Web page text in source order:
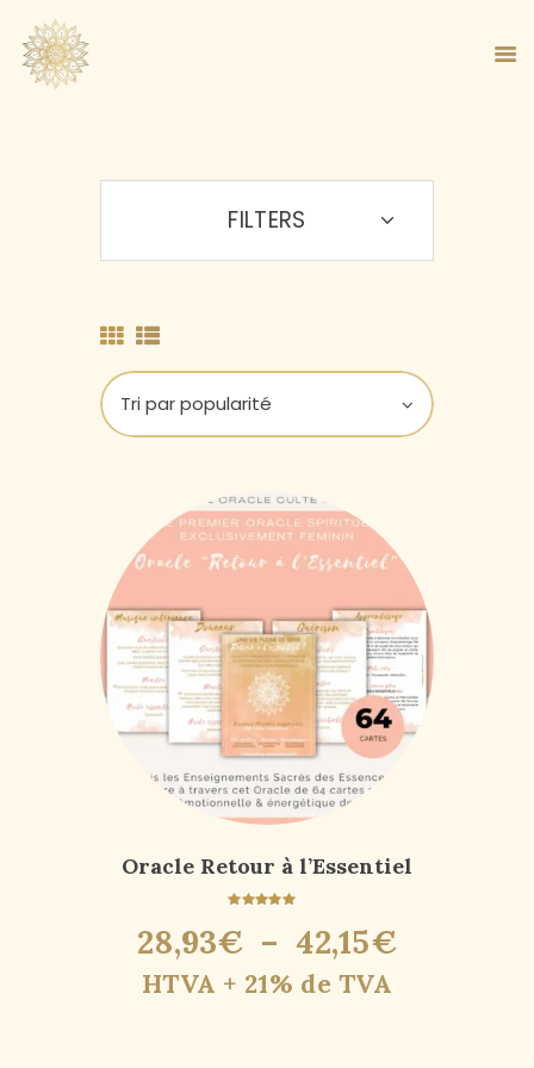
À PROPOS
BOUTIQUE
PANIER
Oracle Retour à l’Essentiel
sur 5
28,93€ – 42,15€
HTVA + 21% de TVA
FILTERS